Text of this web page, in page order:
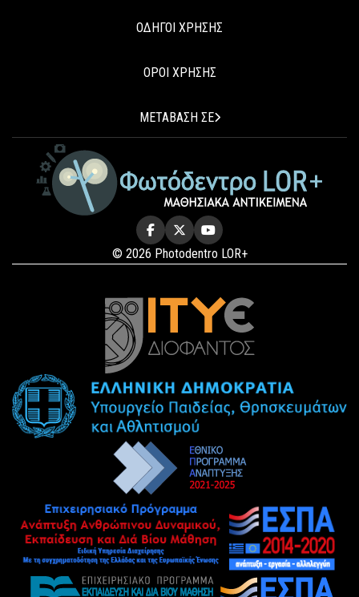
ΟΔΗΓΟΙ ΧΡΗΣΗΣ
ΟΡΟΙ ΧΡΗΣΗΣ
ΜΕΤΑΒΑΣΗ ΣΕ
© 2026 Photodentro LOR+